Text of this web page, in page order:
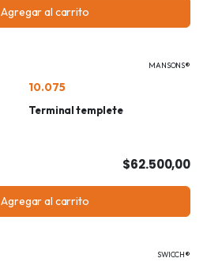
Agregar al carrito
MANSONS®
10.075
Terminal templete
$62.500,00
Agregar al carrito
SWICCH®